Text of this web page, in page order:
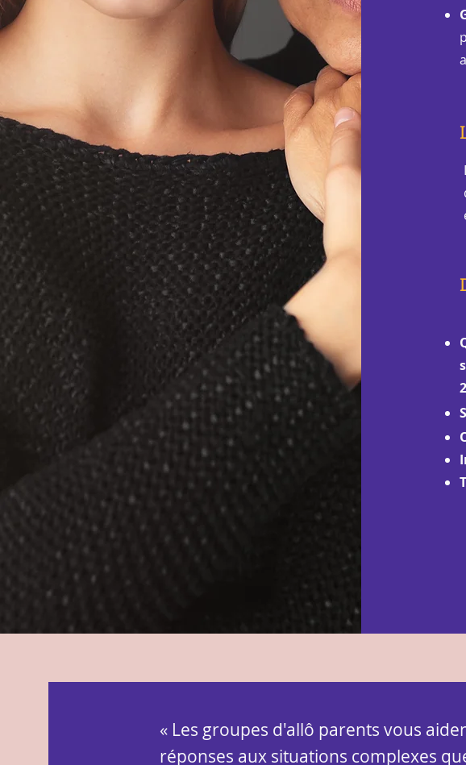
« Les groupes d'allô parents vous
réponses aux situations complexes